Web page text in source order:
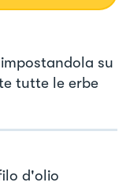
su
tutte le erbe
d'olio